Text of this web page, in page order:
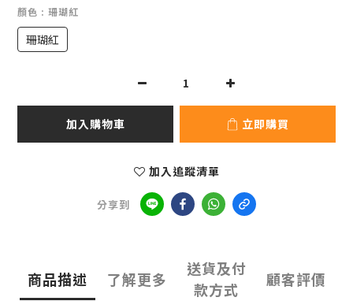
顏色 : 珊瑚紅
珊瑚紅
加入購物車 立即購買
加入追蹤清單
分享到
商品描述 了解更多
送貨及付
款方式
顧客評價